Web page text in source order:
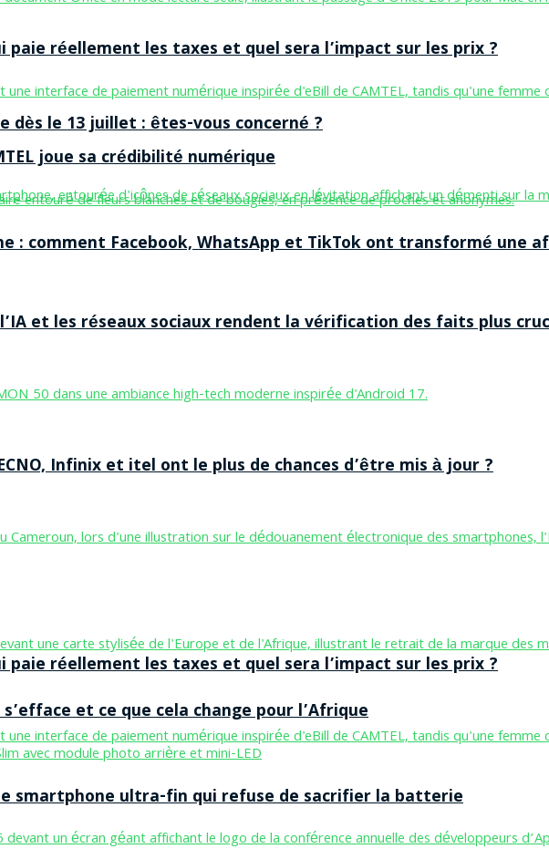
dès le 13 juillet : êtes-vous concerné ?
et les réseaux sociaux rendent la vérification des faits plus
Infinix et itel ont le plus de chances d’être mis à jour ?
paie réellement les taxes et quel sera l’impact sur les prix ?
paie réellement les taxes et quel sera l’impact sur les prix ?
joue sa crédibilité numérique
: comment Facebook, WhatsApp et TikTok ont transformé une
et ce que cela change pour l’Afrique
le smartphone ultra-fin qui refuse de sacrifier la batterie